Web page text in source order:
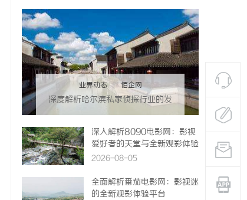
业界动态 | 佰企网
深度解析哈尔滨私家侦探行业的发
深入解析8090电影网：影视
爱好者的天堂与全新观影体验
2026-08-05
全面解析番茄电影网：影视迷
的全新观影体验平台